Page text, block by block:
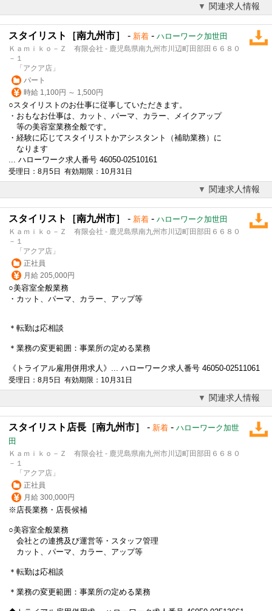
関連求人情報
スタイリスト［南九州市］ - 新着 - ハローワーク加世田
Ｋａｍｉｋｏ－Ｚ 有限会社 - 鹿児島県南九州市川辺町田部田６６８０
－１
「アクア店」
パート
時給 1,100円 ～ 1,500円
○スタイリストのお仕事に従事していただきます。
・おもなお仕事は、カット、パーマ、カラー、メイクアップ
等の美容室業務全般です。
・経験に応じてスタイリストかアシスタント（補助業務）に
なります
... ハローワーク求人番号 46050-02510161
受理日：8月5日 有効期限：10月31日
関連求人情報
スタイリスト［南九州市］ - 新着 - ハローワーク加世田
Ｋａｍｉｋｏ－Ｚ 有限会社 - 鹿児島県南九州市川辺町田部田６６８０
－１
「アクア店」
正社員
月給 205,000円
○美容室全般業務
・カット、パーマ、カラー、アップ等
＊転勤は応相談
＊業務の変更範囲：事業所の定める業務
《トライアル雇用併用求人》... ハローワーク求人番号 46050-02511061
受理日：8月5日 有効期限：10月31日
関連求人情報
スタイリスト店長［南九州市］ - 新着 - ハローワーク加世
田
Ｋａｍｉｋｏ－Ｚ 有限会社 - 鹿児島県南九州市川辺町田部田６６８０
－１
「アクア店」
正社員
月給 300,000円
※店長業務・店長候補
○美容室全般業務
会社との連携及び運営等・スタッフ管理
カット、パーマ、カラー、アップ等
＊転勤は応相談
＊業務の変更範囲：事業所の定める業務